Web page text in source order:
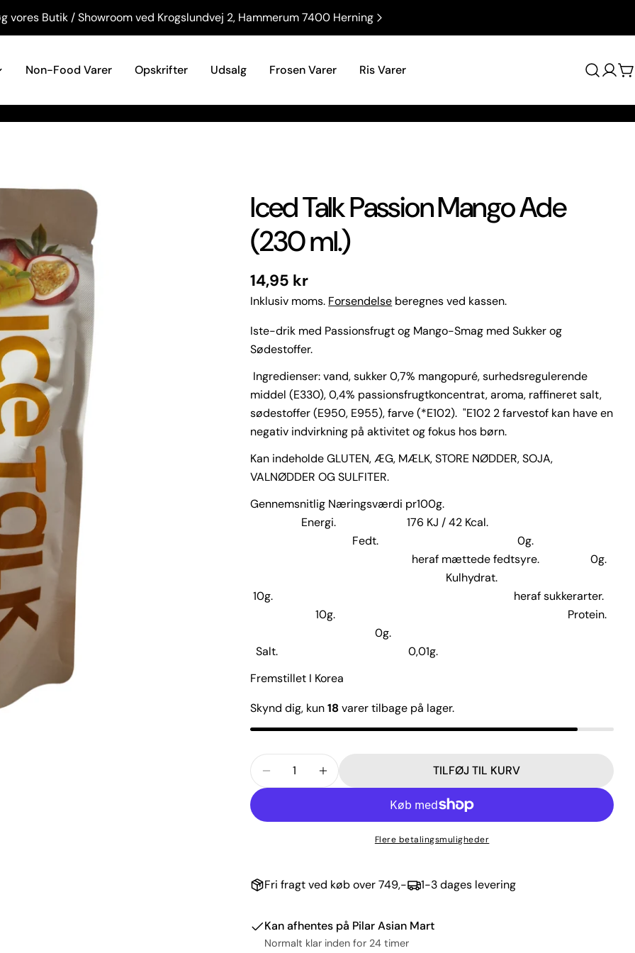
vores Butik / Showroom ved Krogslundvej 2, Hammerum 7400 Herning
Non-Food Varer Opskrifter Udsalg Frosen Varer Ris Varer
Log
Iced Talk Passion Mango Ade
(230 ml.)
Normal
pris
14,95 kr
Inklusiv moms. Forsendelse beregnes ved kassen.
Iste-drik med Passionsfrugt og Mango-Smag med Sukker og
Sødestoffer.
Ingredienser: vand, sukker 0,7% mangopuré, surhedsregulerende
middel (E330), 0,4% passionsfrugtkoncentrat, aroma, raffineret salt,
sødestoffer (E950, E955), farve (*E102). "E102 2 farvestof kan have en
negativ indvirkning på aktivitet og fokus hos børn.
Kan indeholde GLUTEN, ÆG, MÆLK, STORE NØDDER, SOJA,
VALNØDDER OG SULFITER.
Gennemsnitlig Næringsværdi pr100g.
Energi. 176 KJ / 42 Kcal.
Fedt. 0g.
heraf mættede fedtsyre. 0g.
Kulhydrat.
10g. heraf sukkerarter.
10g. Protein.
0g.
Salt. 0,01g.
Fremstillet I Korea
Skynd dig, kun18varer tilbage på lager.
Antal
REDUCER MÆNGDEN FOR ICED TALK PASSION MANGO ADE
FORØG MÆNGDEN FOR ICED TALK PASSION
TILFØJ TIL KURV
Flere betalingsmuligheder
Fri fragt ved køb over 749,- 1-3 dages levering
Kan afhentes på Pilar Asian Mart
Normalt klar inden for 24 timer
Dit
navn
Din